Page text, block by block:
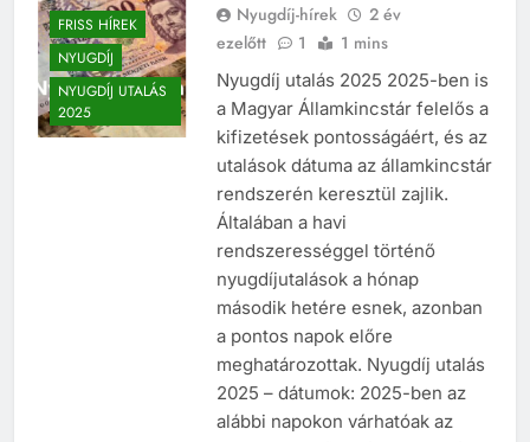
FRISS HÍREK
NYUGDÍJ
NYUGDÍJ UTALÁS
2025
Nyugdíj-hírek
2 év
ezelőtt
1 1 mins
Nyugdíj utalás 2025 2025-ben is
a Magyar Államkincstár felelős a
kifizetések pontosságáért, és az
utalások dátuma az államkincstár
rendszerén keresztül zajlik.
Általában a havi
rendszerességgel történő
nyugdíjutalások a hónap
második hetére esnek, azonban
a pontos napok előre
meghatározottak. Nyugdíj utalás
2025 – dátumok: 2025-ben az
alábbi napokon várhatóak az